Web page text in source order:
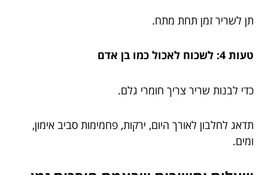
תן לשריר זמן תחת מתח.
טעות 4: לשכוח לאכול כמו בן אדם
כדי לבנות שריר צריך חומרי גלם.
תדאג לחלבון לאורך היום, ירקות, פחמימות סביב אימון,
ומים.